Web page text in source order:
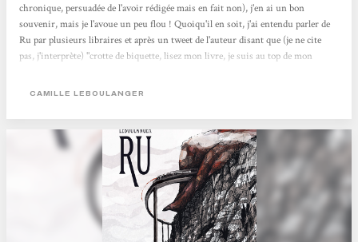
chronique, persuadée de l'avoir rédigée mais en fait non), j'en ai un bon
souvenir, mais je l'avoue un peu flou ! Quoiqu'il en soit, j'ai entendu parler de
Ru par plusieurs libraires et après un tweet de l'auteur disant que (je ne cite
pas, j'interprète) "crotte de biquette, lisez mon livre, je suis au top de mon
et donc j'ai ouvert le roman sur le prologue. Qui m'a soufflée. Ouch dans les
CAMILLE LEBOULANGER